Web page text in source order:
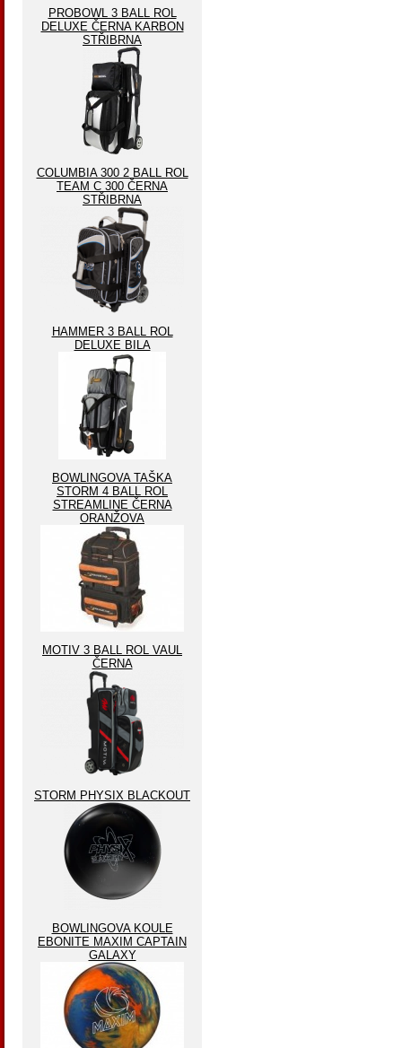
PROBOWL 3 BALL ROL
DELUXE ČERNA KARBON
STŘIBRNA
COLUMBIA 300 2 BALL ROL
TEAM C 300 ČERNA
STŘIBRNA
HAMMER 3 BALL ROL
DELUXE BILA
BOWLINGOVA TAŠKA
STORM 4 BALL ROL
STREAMLINE ČERNA
ORANŽOVA
MOTIV 3 BALL ROL VAUL
ČERNA
STORM PHYSIX BLACKOUT
BOWLINGOVA KOULE
EBONITE MAXIM CAPTAIN
GALAXY